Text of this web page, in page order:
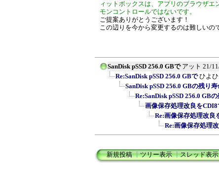
ィットボックスは、アプリのブラウザ
モンコントロールではないです。
ご提案ありがとうございます！
この辺りを今から変更するのは難しいの
SanDisk pSSD 256.0 GBで アット 21/
Re:SanDisk pSSD 256.0 GBで ひよひ
SanDisk pSSD 256.0 GBの残り
Re:SanDisk pSSD 256.0 GB
画像保存処理改良をCDI8
Re:画像保存処理改良
Re:画像保存処理
新規投稿┃ツリー表示┃スレッド表示